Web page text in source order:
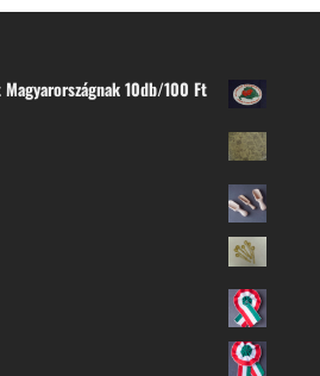
10db/100 Ft